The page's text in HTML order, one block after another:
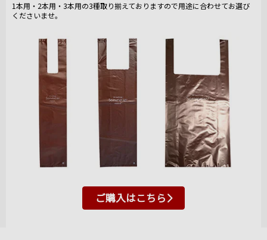
1本用・2本用・3本用の3種取り揃えておりますので用途に合わせてお選び
くださいませ。
ご購入はこちら